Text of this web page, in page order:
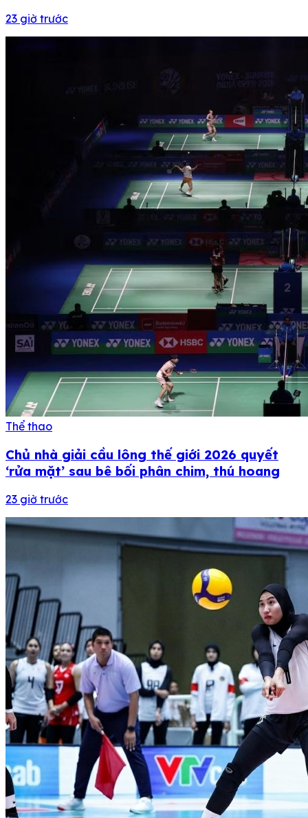
23 giờ trước
Thể thao
Chủ nhà giải cầu lông thế giới 2026 quyết
‘rửa mặt’ sau bê bối phân chim, thú hoang
23 giờ trước